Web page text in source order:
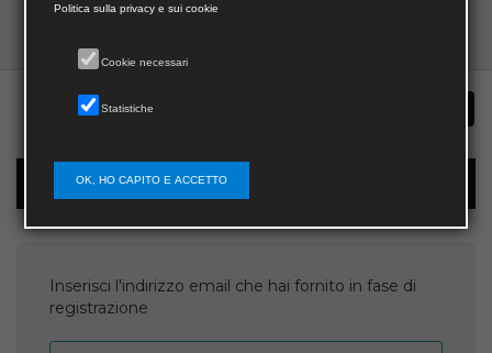
Recupera username
Inserisci l'indirizzo email che hai fornito in fase di
registrazione
Politica sulla privacy e sui cookie
Cookie necessari
Statistiche
OK, HO CAPITO E ACCETTO